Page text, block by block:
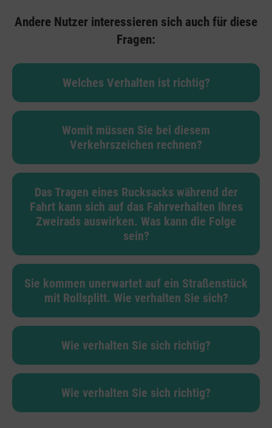
Andere Nutzer interessieren sich auch für diese
Fragen:
Welches Verhalten ist richtig?
Womit müssen Sie bei diesem
Verkehrszeichen rechnen?
Das Tragen eines Rucksacks während der
Fahrt kann sich auf das Fahrverhalten Ihres
Zweirads auswirken. Was kann die Folge
sein?
Sie kommen unerwartet auf ein Straßenstück
mit Rollsplitt. Wie verhalten Sie sich?
Wie verhalten Sie sich richtig?
Wie verhalten Sie sich richtig?